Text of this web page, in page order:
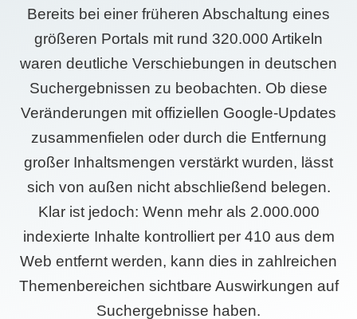
Bereits bei einer früheren Abschaltung eines
größeren Portals mit rund 320.000 Artikeln
waren deutliche Verschiebungen in deutschen
Suchergebnissen zu beobachten. Ob diese
Veränderungen mit offiziellen Google-Updates
zusammenfielen oder durch die Entfernung
großer Inhaltsmengen verstärkt wurden, lässt
sich von außen nicht abschließend belegen.
Klar ist jedoch: Wenn mehr als 2.000.000
indexierte Inhalte kontrolliert per 410 aus dem
Web entfernt werden, kann dies in zahlreichen
Themenbereichen sichtbare Auswirkungen auf
Suchergebnisse haben.